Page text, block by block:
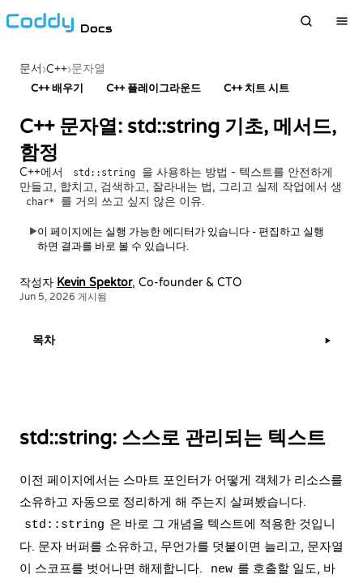
Docs
문서›C++›문자열
C++ 배우기 C++ 플레이그라운드 C++ 치트 시트
C++ 문자열: std::string 기초, 메서드,
함정
C++에서 std::string
을 사용하는 방법 - 텍스트를 안전하게
만들고, 합치고, 검색하고, 잘라내는 법, 그리고 실제 작업에서 생
char* 를 거의 쓰고 싶지 않은 이유.
▶이 페이지에는 실행 가능한 에디터가 있습니다 - 편집하고 실행
하면 결과를 바로 볼 수 있습니다.
작성자 Kevin Spektor, Co-founder & CTO
Jun 5, 2026 게시됨
std::string: 스스로 관리되는 텍스트
이전 페이지에서는 스마트 포인터가 어떻게 객체가 리소스를
소유하고 자동으로 정리하게 해 주는지 살펴봤습니다.
std::string 은 바로 그 개념을 텍스트에 적용한 것입니
다. 문자 버퍼를 소유하고, 무언가를 덧붙이면 늘리고, 문자열
이 스코프를 벗어나면 해제합니다.
new 를 호출할 일도, 바
목차 ▶